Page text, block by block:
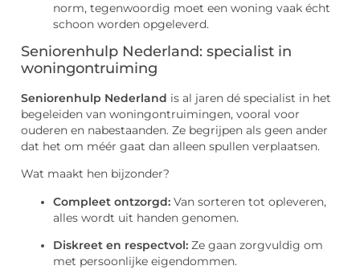
norm, tegenwoordig moet een woning vaak écht
schoon worden opgeleverd.
Seniorenhulp Nederland: specialist in
woningontruiming
Seniorenhulp Nederland is al jaren dé specialist in het
begeleiden van woningontruimingen, vooral voor
ouderen en nabestaanden. Ze begrijpen als geen ander
dat het om méér gaat dan alleen spullen verplaatsen.
Wat maakt hen bijzonder?
Compleet ontzorgd: Van sorteren tot opleveren,
alles wordt uit handen genomen.
Diskreet en respectvol: Ze gaan zorgvuldig om
met persoonlijke eigendommen.